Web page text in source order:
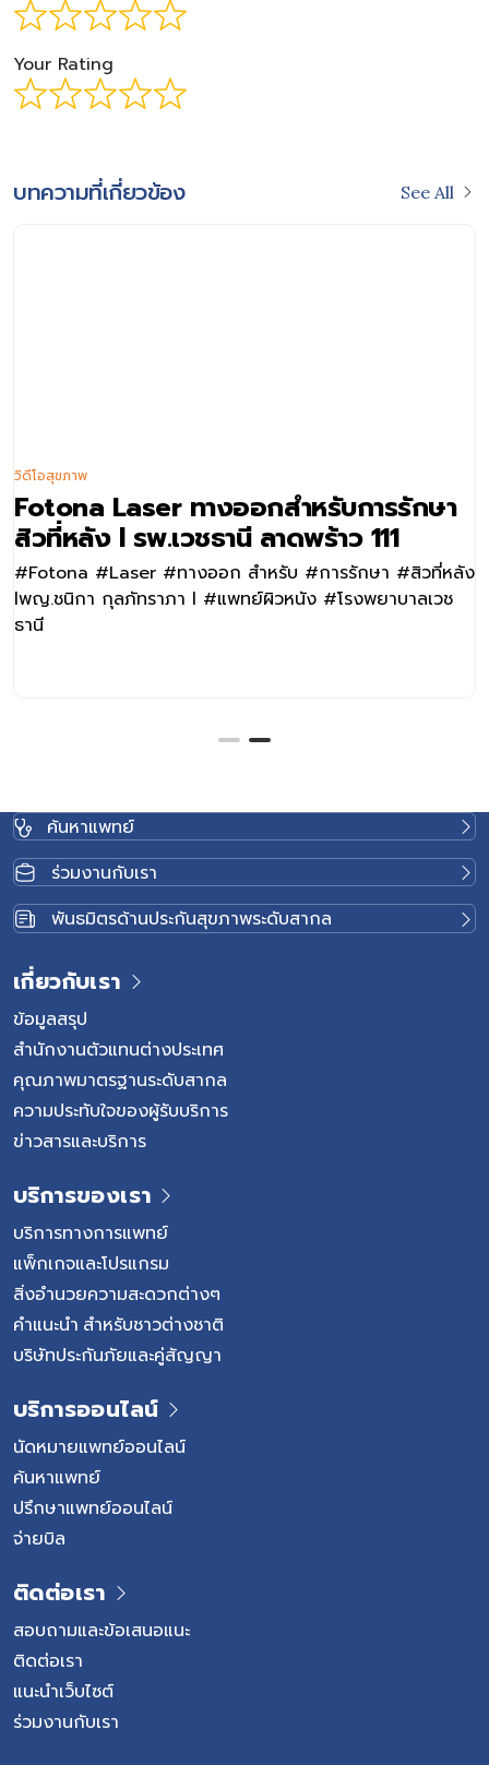
Your Rating
บทความที่เกี่ยวข้อง See All
Fotona Laser ทางออกสำหรับการรักษา
สิวที่หลัง l รพ.เวชธานี ลาดพร้าว 111
#Fotona #Laser #ทางออก สำหรับ #การรักษา #สิวที่หลัง
lพญ.ชนิกา กุลภัทราภา l #แพทย์ผิวหนัง #โรงพยาบาลเวช
ธานี
วิดีโอสุขภาพ
ค้นหาแพทย์
ร่วมงานกับเรา
พันธมิตรด้านประกันสุขภาพระดับสากล
เกี่ยวกับเรา
ข้อมูลสรุป
สำนักงานตัวแทนต่างประเทศ
คุณภาพมาตรฐานระดับสากล
ความประทับใจของผู้รับบริการ
ข่าวสารและบริการ
บริการของเรา
บริการทางการแพทย์
แพ็กเกจและโปรแกรม
สิ่งอำนวยความสะดวกต่างๆ
คำแนะนำ สำหรับชาวต่างชาติ
บริษัทประกันภัยและคู่สัญญา
บริการออนไลน์
นัดหมายแพทย์ออนไลน์
ค้นหาแพทย์
ปรึกษาแพทย์ออนไลน์
จ่ายบิล
ติดต่อเรา
สอบถามและข้อเสนอแนะ
ติดต่อเรา
แนะนำเว็บไซต์
ร่วมงานกับเรา